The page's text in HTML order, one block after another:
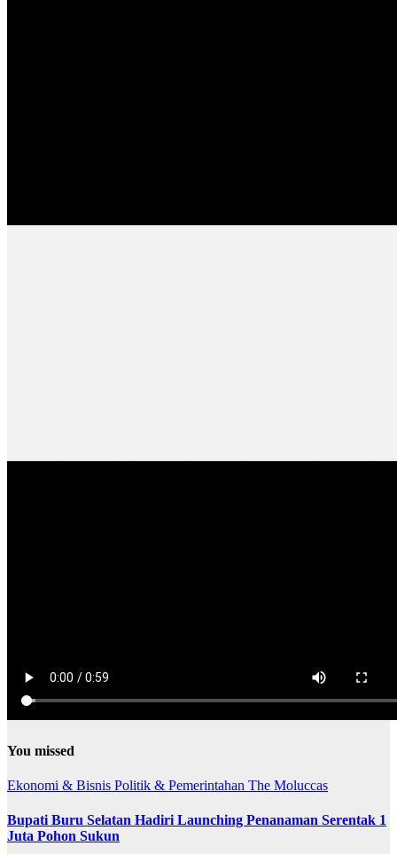
You missed
Ekonomi & Bisnis Politik & Pemerintahan The Moluccas
Bupati Buru Selatan Hadiri Launching Penanaman Serentak 1
Juta Pohon Sukun